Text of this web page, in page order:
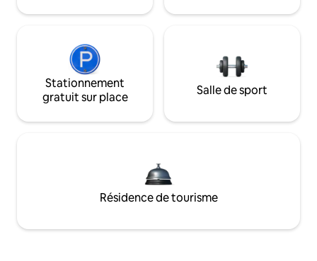
Stationnement
gratuit sur place
Salle de sport
Résidence de tourisme